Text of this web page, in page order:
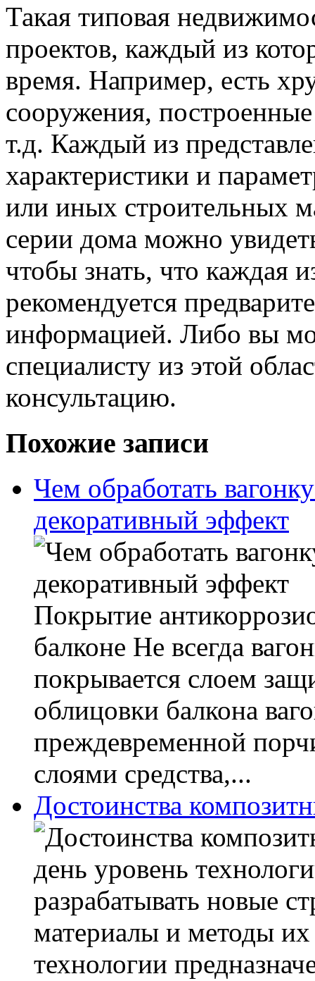
Такая типовая
проектов, каждый из
время. Например, есть
сооружения,
т.д. Каждый из
характеристики и
или иных строительных
серии дома можно
чтобы знать, что каждая
рекомендуется
информацией. Либо вы
специалисту из этой
консультацию.
Похожие записи
Чем обработать
декоративный эффект
Покрытие
балконе Не всегда
покрывается слоем
облицовки балкона
преждевременной
слоями средства,...
Достоинства
день уровень
разрабатывать новые
материалы и методы
технологии